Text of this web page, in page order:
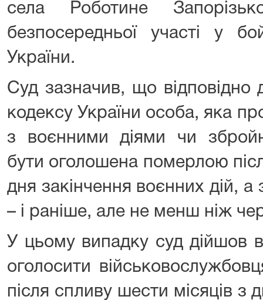
села Роботине
безпосередньої участі у
України.
Суд зазначив, що відповідно
кодексу України особа, яка
з воєнними діями чи
бути оголошена померлою
дня закінчення воєнних дій,
– і раніше, але не менш ніж
У цьому випадку суд дійшов
оголосити
після спливу шести місяців з